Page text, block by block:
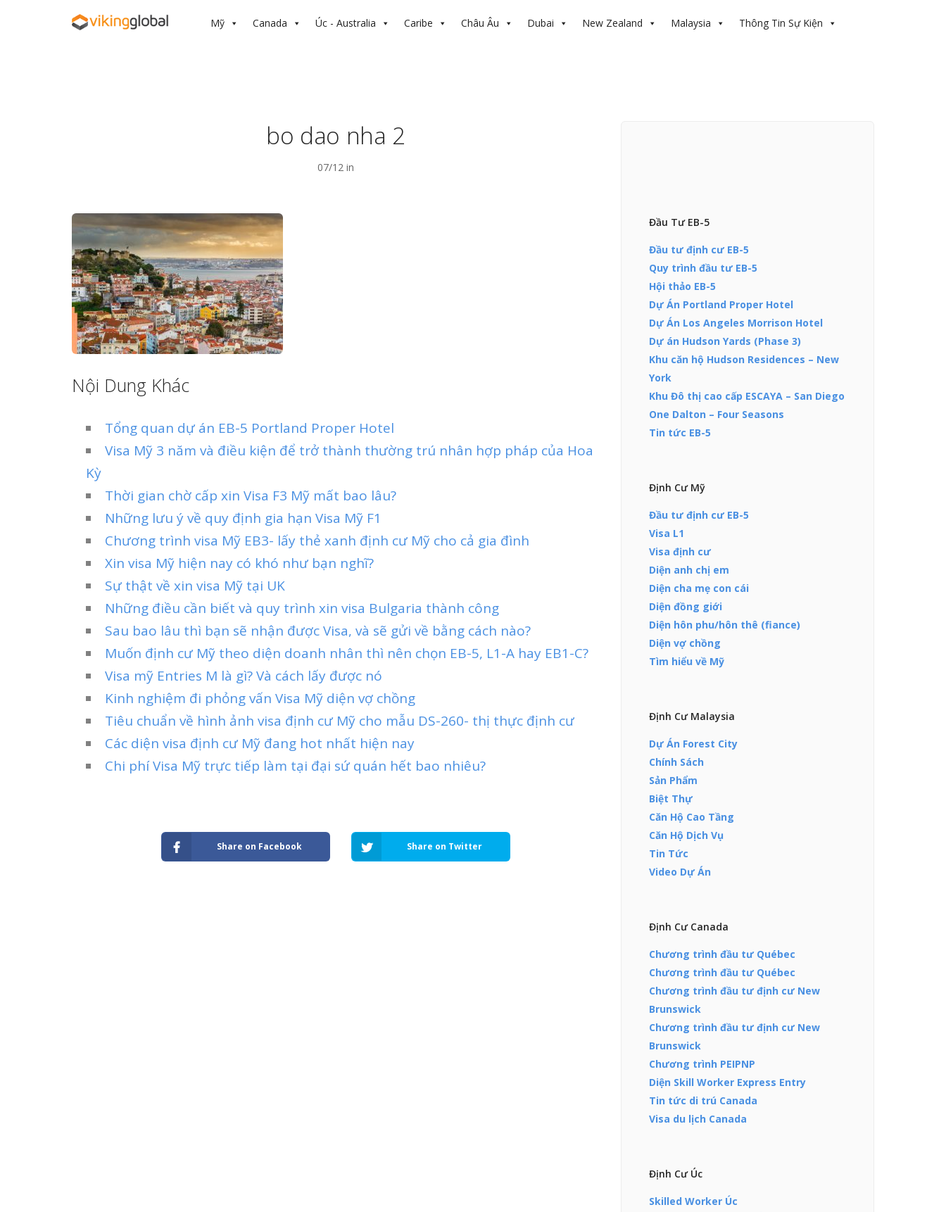
Mỹ Canada Úc - Australia Caribe Châu Âu Dubai New Zealand Malaysia Thông Tin Sự Kiện
bo dao nha 2
07/12 in
Nội Dung Khác
Tổng quan dự án EB-5 Portland Proper Hotel
Visa Mỹ 3 năm và điều kiện để trở thành thường trú nhân hợp pháp của Hoa
Kỳ
Thời gian chờ cấp xin Visa F3 Mỹ mất bao lâu?
Những lưu ý về quy định gia hạn Visa Mỹ F1
Chương trình visa Mỹ EB3- lấy thẻ xanh định cư Mỹ cho cả gia đình
Xin visa Mỹ hiện nay có khó như bạn nghĩ?
Sự thật về xin visa Mỹ tại UK
Những điều cần biết và quy trình xin visa Bulgaria thành công
Sau bao lâu thì bạn sẽ nhận được Visa, và sẽ gửi về bằng cách nào?
Muốn định cư Mỹ theo diện doanh nhân thì nên chọn EB-5, L1-A hay EB1-C?
Visa mỹ Entries M là gì? Và cách lấy được nó
Kinh nghiệm đi phỏng vấn Visa Mỹ diện vợ chồng
Tiêu chuẩn về hình ảnh visa định cư Mỹ cho mẫu DS-260- thị thực định cư
Các diện visa định cư Mỹ đang hot nhất hiện nay
Chi phí Visa Mỹ trực tiếp làm tại đại sứ quán hết bao nhiêu?
Share on Facebook Share on Twitter
Đầu Tư EB-5
Đầu tư định cư EB-5
Quy trình đầu tư EB-5
Hội thảo EB-5
Dự Án Portland Proper Hotel
Dự Án Los Angeles Morrison Hotel
Dự án Hudson Yards (Phase 3)
Khu căn hộ Hudson Residences – New
York
Khu Đô thị cao cấp ESCAYA – San Diego
One Dalton – Four Seasons
Tin tức EB-5
Định Cư Mỹ
Đầu tư định cư EB-5
Visa L1
Visa định cư
Diện anh chị em
Diện cha mẹ con cái
Diện đồng giới
Diện hôn phu/hôn thê (fiance)
Diện vợ chồng
Tìm hiểu về Mỹ
Định Cư Malaysia
Dự Án Forest City
Chính Sách
Sản Phẩm
Biệt Thự
Căn Hộ Cao Tầng
Căn Hộ Dịch Vụ
Tin Tức
Video Dự Án
Định Cư Canada
Chương trình đầu tư Québec
Chương trình đầu tư Québec
Chương trình đầu tư định cư New
Brunswick
Chương trình đầu tư định cư New
Brunswick
Chương trình PEIPNP
Diện Skill Worker Express Entry
Tin tức di trú Canada
Visa du lịch Canada
Định Cư Úc
Skilled Worker Úc